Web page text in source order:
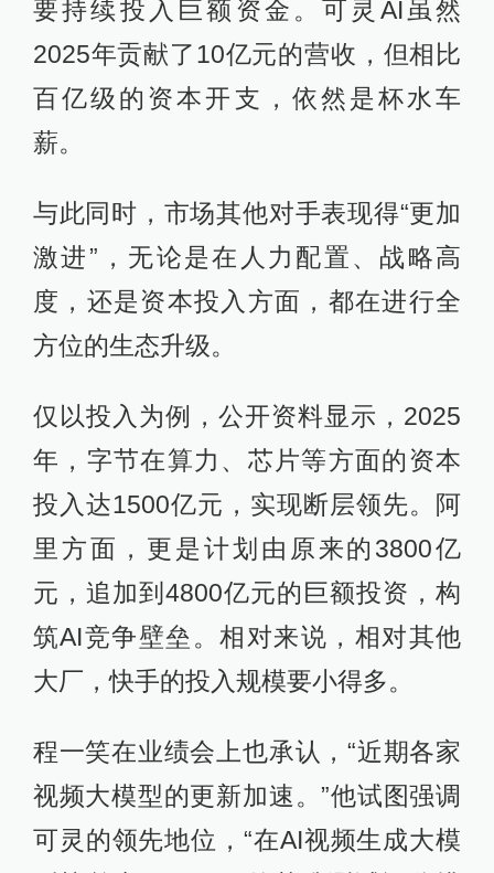
要持续投入巨额资金。可灵AI虽然
2025年贡献了10亿元的营收，但相比
百亿级的资本开支，依然是杯水车
薪。
与此同时，市场其他对手表现得“更加
激进”，无论是在人力配置、战略高
度，还是资本投入方面，都在进行全
方位的生态升级。
仅以投入为例，公开资料显示，2025
年，字节在算力、芯片等方面的资本
投入达1500亿元，实现断层领先。阿
里方面，更是计划由原来的3800亿
元，追加到4800亿元的巨额投资，构
筑AI竞争壁垒。相对来说，相对其他
大厂，快手的投入规模要小得多。
程一笑在业绩会上也承认，“近期各家
视频大模型的更新加速。”他试图强调
可灵的领先地位，“在AI视频生成大模